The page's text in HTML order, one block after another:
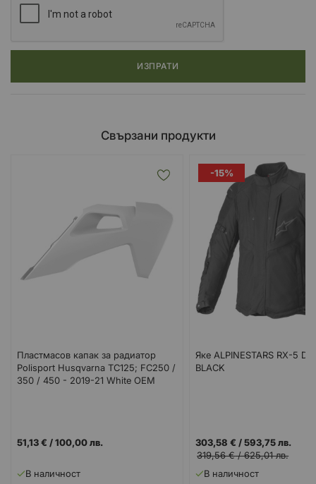
ИЗПРАТИ
Свързани продукти
Пластмасов капак за радиатор
Polisport Husqvarna TC125; FC250 /
350 / 450 - 2019-21 White OEM
51,13 € /100,00 лв.
В наличност
-15%
Яке ALPINESTARS RX-5
BLACK
303,58 € /593,75 лв.
319,56 €/625,01 лв.
В наличност